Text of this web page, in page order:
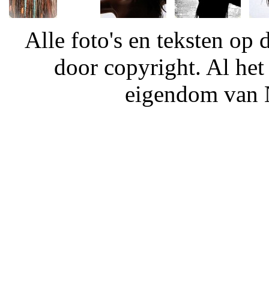
Alle foto's en teksten op
door copyright. Al het
eigendom